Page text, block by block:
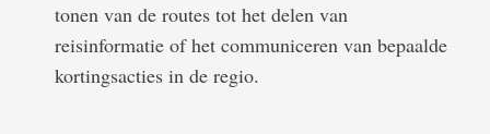
tonen van de routes tot het delen van
reisinformatie of het communiceren van bepaalde
kortingsacties in de regio.